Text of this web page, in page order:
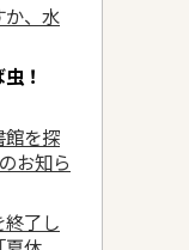
か、水
！
館を探
お知ら
了し